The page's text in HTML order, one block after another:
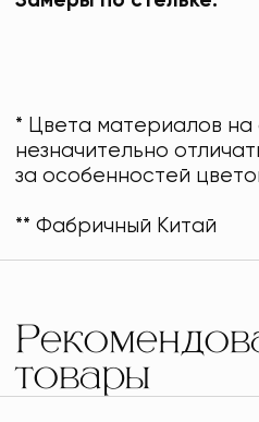
* Цвета материалов на
незначительно
за особенностей
** Фабричный Китай
товары